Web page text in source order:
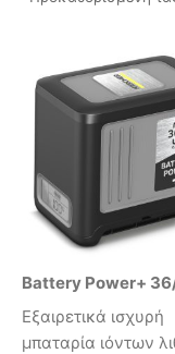
Battery Power+
Εξαιρετικά ισχυρή
μπαταρία ιόντων